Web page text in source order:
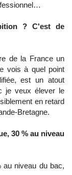
? C'est de
de la France un
vois à quel point
est un atout
je veux élever le
en retard
Bretagne.
30 % au niveau
au niveau du bac,